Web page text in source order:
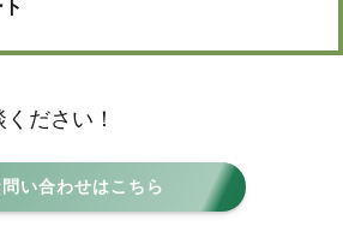
ださい！
い合わせはこちら